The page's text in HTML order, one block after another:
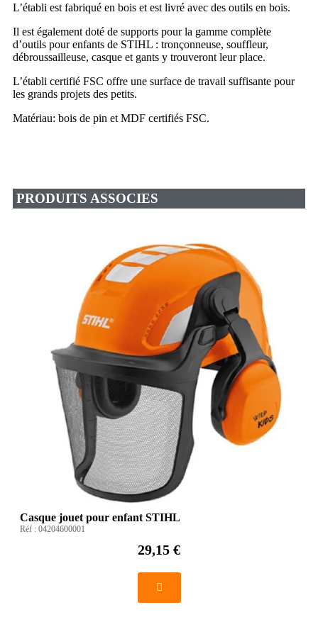
L’établi est fabriqué en bois et est livré avec des outils en bois.
Il est également doté de supports pour la gamme complète
d’outils pour enfants de STIHL : tronçonneuse, souffleur,
débroussailleuse, casque et gants y trouveront leur place.
L’établi certifié FSC offre une surface de travail suffisante pour
les grands projets des petits.
Matériau: bois de pin et MDF certifiés FSC.
PRODUITS ASSOCIES
Casque jouet pour enfant STIHL
Réf : 04204600001
29,15 €